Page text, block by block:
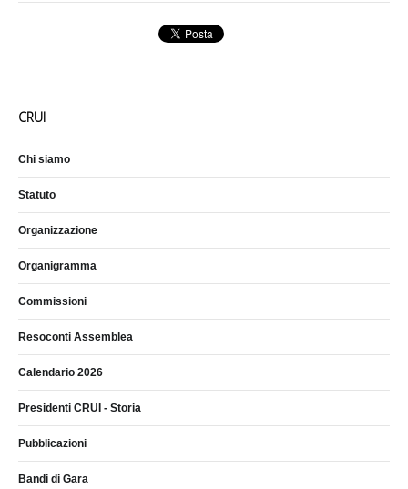
CRUI
Chi siamo
Statuto
Organizzazione
Organigramma
Commissioni
Resoconti Assemblea
Calendario 2026
Presidenti CRUI - Storia
Pubblicazioni
Bandi di Gara